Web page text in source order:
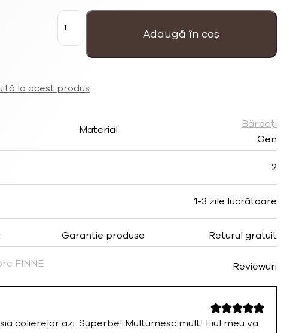
Cantitate
Colier
bărbați
'Snake'
Adaugă în coș
la acest produs
Material
Bărbați
Gen
2
1-3 zile lucrătoare
Garantie produse Returul gratuit
FINNE Reviewuri
colierelor azi. Superbe! Multumesc mult! Fiul meu va